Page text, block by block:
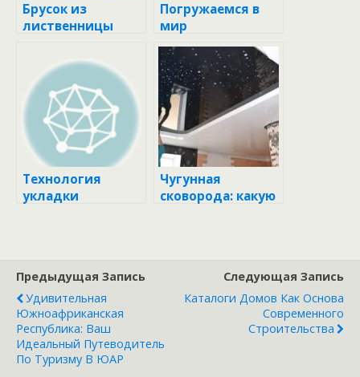
Брусок из
лиственницы
Погружаемся в
мир
дифференциальн
ых автоматов: как
подключить и
использовать
Технология
укладки
Чугунная
сковорода: какую
Предыдущая Запись
Удивительная
Южноафриканская
Республика: Ваш
Идеальный Путеводитель
По Туризму В ЮАР
Следующая Запись
Каталоги Домов Как Основа
Современного
Строительства